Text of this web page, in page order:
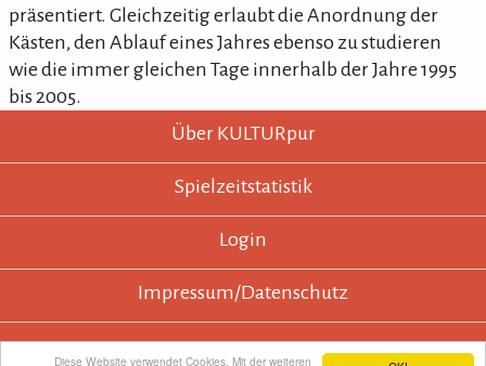
Diese Website verwendet Cookies. Mit der weiteren
präsentiert. Gleichzeitig erlaubt die Anordnung der
Kästen, den Ablauf eines Jahres ebenso zu studieren
wie die immer gleichen Tage innerhalb der Jahre 1995
bis 2005.
KULTURpur - wissen wo was läuft.
KULTURpur FooterÜber KULTURpur
Spielzeitstatistik
Login
Impressum/Datenschutz